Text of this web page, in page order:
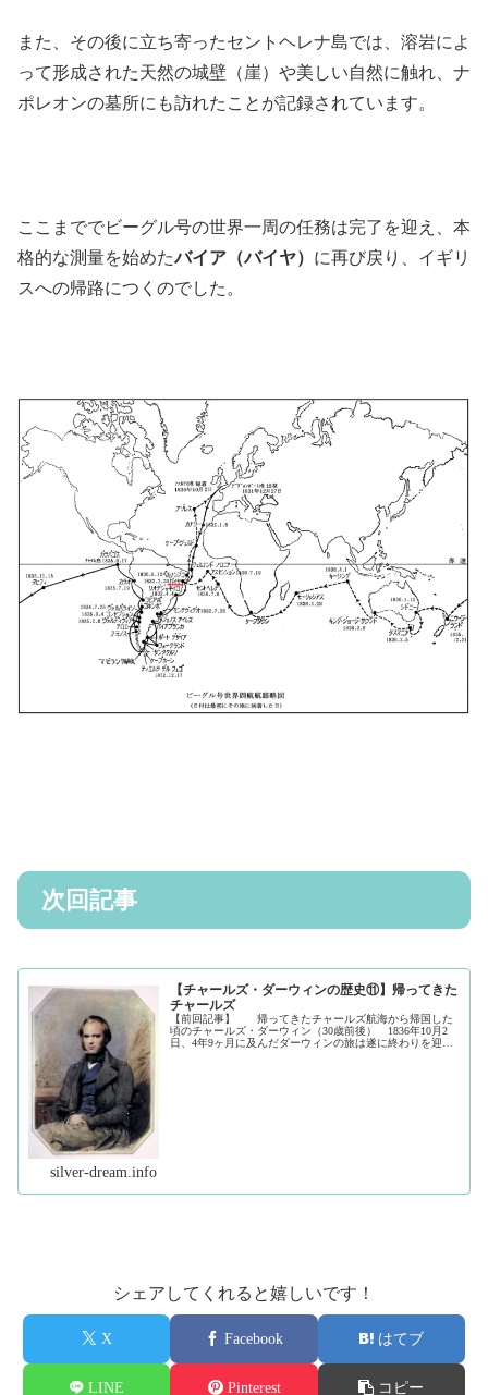
また、その後に立ち寄ったセントヘレナ島では、溶岩によ
って形成された天然の城壁（崖）や美しい自然に触れ、ナ
ポレオンの墓所にも訪れたことが記録されています。
ここまででビーグル号の世界一周の任務は完了を迎え、本
格的な測量を始めたバイア（バイヤ） に再び戻り、イギリ
スへの帰路につくのでした。
次回記事
【チャールズ・ダーウィンの歴史⑪】帰ってきた
チャールズ
【前回記事】 帰ってきたチャールズ航海から帰国した
頃のチャールズ・ダーウィン（30歳前後） 1836年10月2
日、4年9ヶ月に及んだダーウィンの旅は遂に終わりを迎え
silver-dream.info
シェアしてくれると嬉しいです！
X Facebook はてブ
LINE Pinterest コピー